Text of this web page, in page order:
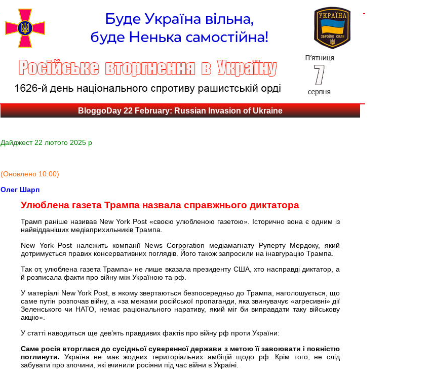
BloggoDay 22 February: Russian Invasion of Ukraine
Дайджест 22 лютого 2025 р
(Оновлено 10:00)
Олег Шарп
Улюблена газета Трампа назвала справжнього диктатора
Трамп раніше називав New York Post «своєю улюбленою газетою». Історично вона є одним із
найвідданіших медіаприхильників Трампа.
New York Post належить компанії News Corporation медіамагнату Руперту Мердоку, який
дотримується правих консервативних поглядів. Його також запросили на інавгурацію Трампа.
Так от, улюблена газета Трампа» не лише вказала президенту США, хто насправді диктатор, а
й розписала факти про війну між Україною та рф.
У матеріалі New York Post, в якому звертаються безпосередньо до Трампа, наголошується, що
саме путін розпочав війну, а «за межами російської пропаганди, яка звинувачує «агресивні» дії
Зеленського чи НАТО, немає раціонального наративу, який міг би виправдати таку військову
акцію».
У статті наводиться ще дев’ять правдивих фактів про війну рф проти України:
Саме росія вторглася до сусідньої суверенної держави з метою її завоювати і повністю
поглинути. Україна не має жодних територіальних амбіцій щодо рф. Крім того, не слід
забувати про злочини, які вчинили росіяни під час війни в Україні.